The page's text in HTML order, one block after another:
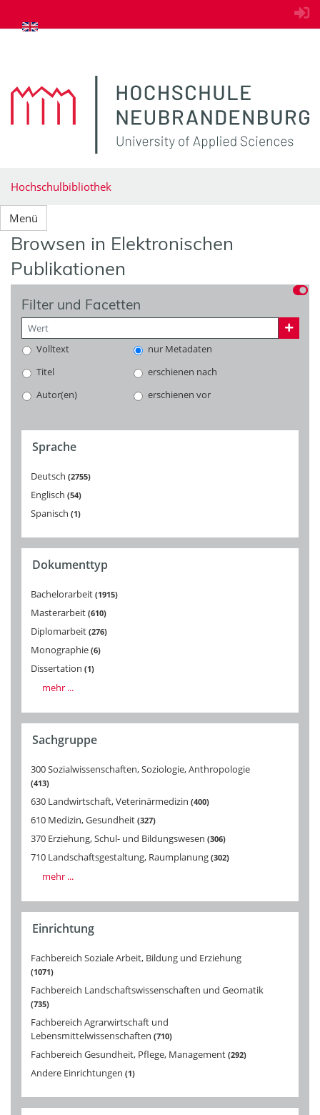
zum Inhalt springen
Hochschulbibliothek
Menü
Browsen in Elektronischen
Publikationen
Filter und Facetten
Volltext
nur Metadaten
Titel
erschienen nach
Autor(en)
erschienen vor
Sprache
Deutsch 2755
Englisch 54
Spanisch 1
Dokumenttyp
Bachelorarbeit 1915
Masterarbeit 610
Diplomarbeit 276
Monographie 6
Dissertation 1
mehr ...
Sachgruppe
300 Sozialwissenschaften, Soziologie, Anthropologie
413
630 Landwirtschaft, Veterinärmedizin 400
610 Medizin, Gesundheit 327
370 Erziehung, Schul- und Bildungswesen 306
710 Landschaftsgestaltung, Raumplanung 302
mehr ...
Einrichtung
Fachbereich Soziale Arbeit, Bildung und Erziehung
1071
Fachbereich Landschaftswissenschaften und Geomatik
735
Fachbereich Agrarwirtschaft und
Lebensmittelwissenschaften 710
Fachbereich Gesundheit, Pflege, Management 292
Andere Einrichtungen 1